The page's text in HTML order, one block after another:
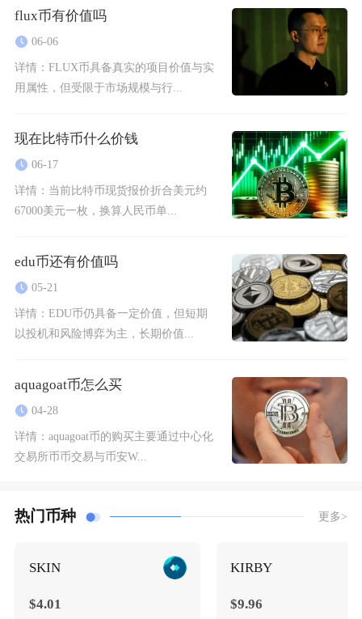
flux币有价值吗
06-06
详情： FLUX币具备真实的项目价值与实
用属性，但受限于市场规模与行...
现在比特币什么价钱
06-17
详情： 当前比特币现货报价折合美元约
67000美元一枚，换算人民币单...
edu币还有价值吗
05-21
详情： EDU币仍具备一定价值，但短期
以投机和风险博弈为主，长期价值...
aquagoat币怎么买
04-28
详情： aquagoat币的购买主要通过中心化
交易所币币交易与币安W...
热门币种 更多>
SKIN
$4.01
KIRBY
$9.96